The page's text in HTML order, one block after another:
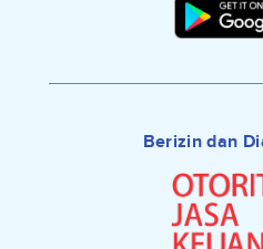
Berizin dan